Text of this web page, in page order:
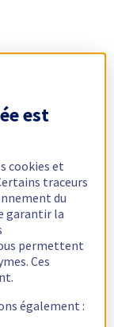
est
cookies et
traceurs
du
garantir la
permettent
Ces
également :